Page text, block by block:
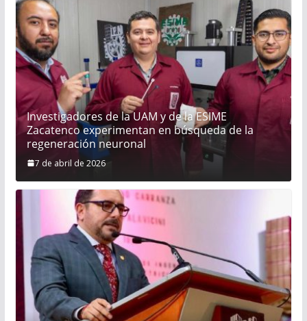
Investigadores de la UAM y de la ESIME
Zacatenco experimentan en búsqueda de la
regeneración neuronal
7 de abril de 2026